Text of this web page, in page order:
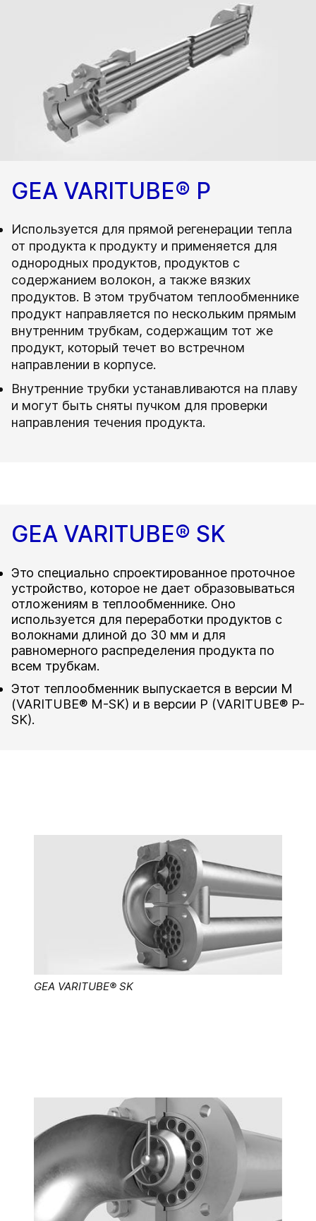
GEA VARITUBE® P
Используется для прямой регенерации тепла
от продукта к продукту и применяется для
однородных продуктов, продуктов с
содержанием волокон, а также вязких
продуктов. В этом трубчатом теплообменнике
продукт направляется по нескольким прямым
внутренним трубкам, содержащим тот же
продукт, который течет во встречном
направлении в корпусе.
Внутренние трубки устанавливаются на плаву
и могут быть сняты пучком для проверки
направления течения продукта.
GEA VARITUBE® SK
Это специально спроектированное проточное
устройство, которое не дает образовываться
отложениям в теплообменнике. Оно
используется для переработки продуктов с
волокнами длиной до 30 мм и для
равномерного распределения продукта по
всем трубкам.
Этот теплообменник выпускается в версии M
(VARITUBE® M-SK) и в версии P (VARITUBE® P-
SK).
GEA VARITUBE® SK